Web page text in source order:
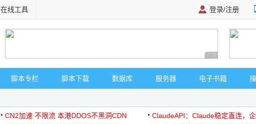
在线工具 登录/注册
广告 商业广告，理
脚本专栏 脚本下载 数据库 服务器 电子书籍
CN2加速 不限流 本港DDOS不黑洞CDN
ClaudeAPI：Claude稳定直连，